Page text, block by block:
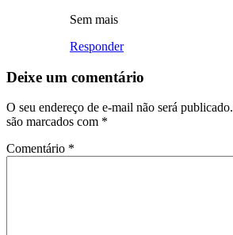
Sem mais
Responder
Deixe um comentário
O seu endereço de e-mail não será publicado.
são marcados com *
Comentário *